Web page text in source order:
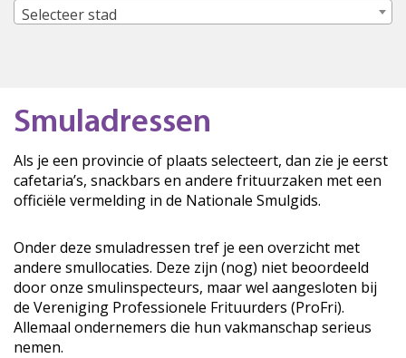
Selecteer stad
Smuladressen
Als je een provincie of plaats selecteert, dan zie je eerst
cafetaria’s, snackbars en andere frituurzaken met een
officiële vermelding in de Nationale Smulgids.
Onder deze smuladressen tref je een overzicht met
andere smullocaties. Deze zijn (nog) niet beoordeeld
door onze smulinspecteurs, maar wel aangesloten bij
de Vereniging Professionele Frituurders (ProFri).
Allemaal ondernemers die hun vakmanschap serieus
nemen.